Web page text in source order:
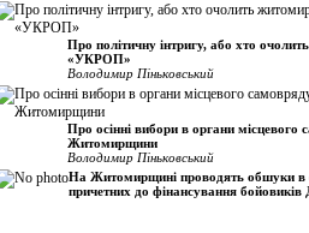
Про політичну інтригу, або хто
«УКРОП»
Володимир Піньковський
Про осінні вибори в органи місцевого
Житомирщини
Володимир Піньковський
На Житомирщині проводять обшуки в
причетних до фінансування